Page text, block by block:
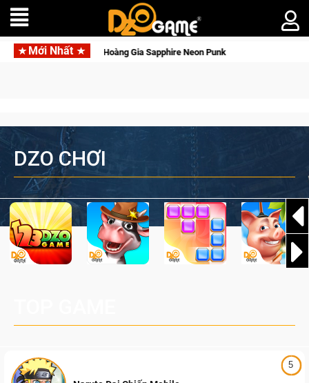
Mới Nhất
Kho Báu Hoàng Gia Sapphire Neon Punk
DZO CHƠI
5